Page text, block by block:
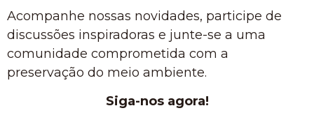
Acompanhe nossas novidades, participe de
discussões inspiradoras e junte-se a uma
comunidade comprometida com a
preservação do meio ambiente.
Siga-nos agora!